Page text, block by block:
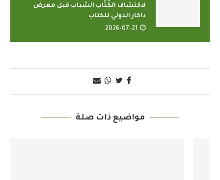
لاكتشاف الكُتّاب الشباب قبل معرض
داكار الدولي للكتاب
2026-07-21
مواضيع ذات صلة